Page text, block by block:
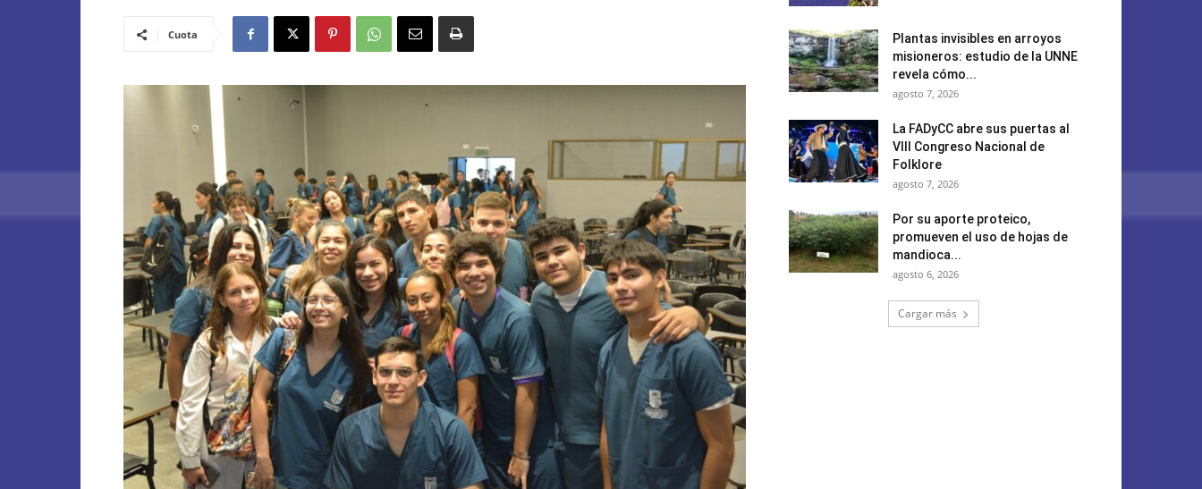
Cuota
Plantas invisibles en arroyos
misioneros: estudio de la UNNE
revela cómo...
agosto 7, 2026
La FADyCC abre sus puertas al
VIII Congreso Nacional de
Folklore
agosto 7, 2026
Por su aporte proteico,
promueven el uso de hojas de
mandioca...
agosto 6, 2026
Cargar más